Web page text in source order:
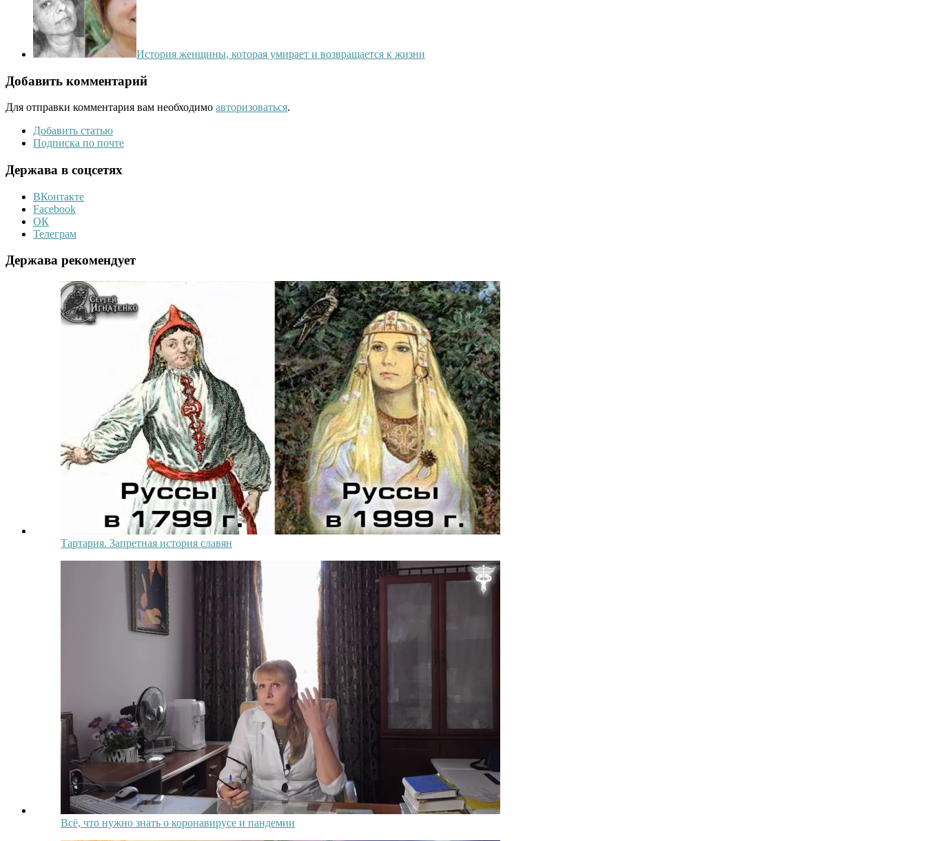
История женщины, которая умирает и возвращается к жизни
Добавить комментарий
Для отправки комментария вам необходимо авторизоваться.
Добавить статью
Подписка по почте
Держава в соцсетях
ВКонтакте
Facebook
ОК
Телеграм
Держава рекомендует
Тартария. Запретная история славян
Всё, что нужно знать о коронавирусе и пандемии